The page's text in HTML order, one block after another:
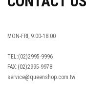
MON-FRI, 9:00-18:00
TEL:(02)2995-9996
FAX:(02)2995-9978
service@queenshop.com.tw